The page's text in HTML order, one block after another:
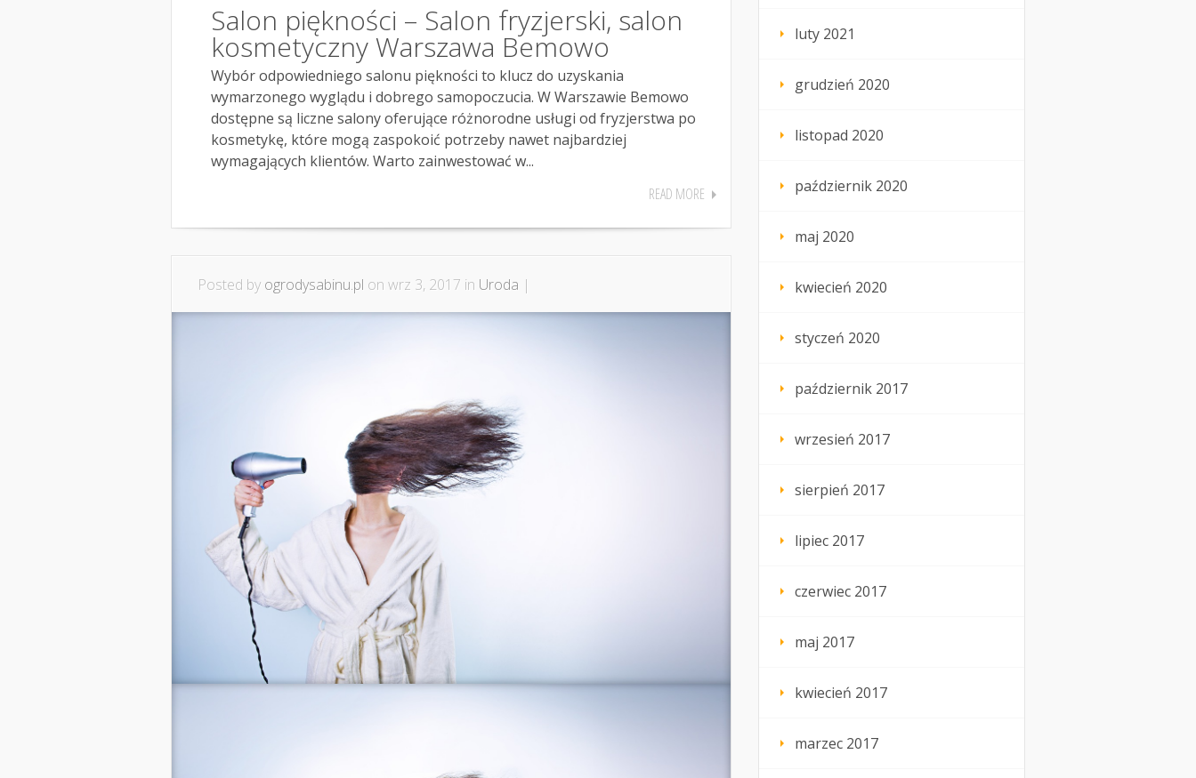
Salon piękności – Salon fryzjerski, salon
kosmetyczny Warszawa Bemowo
Wybór odpowiedniego salonu piękności to klucz do uzyskania
wymarzonego wyglądu i dobrego samopoczucia. W Warszawie Bemowo
dostępne są liczne salony oferujące różnorodne usługi od fryzjerstwa po
kosmetykę, które mogą zaspokoić potrzeby nawet najbardziej
wymagających klientów. Warto zainwestować w...
READ MORE
Posted by ogrodysabinu.pl on wrz 3, 2017 in Uroda |
luty 2021
grudzień 2020
listopad 2020
październik 2020
maj 2020
kwiecień 2020
styczeń 2020
październik 2017
wrzesień 2017
sierpień 2017
lipiec 2017
czerwiec 2017
maj 2017
kwiecień 2017
marzec 2017